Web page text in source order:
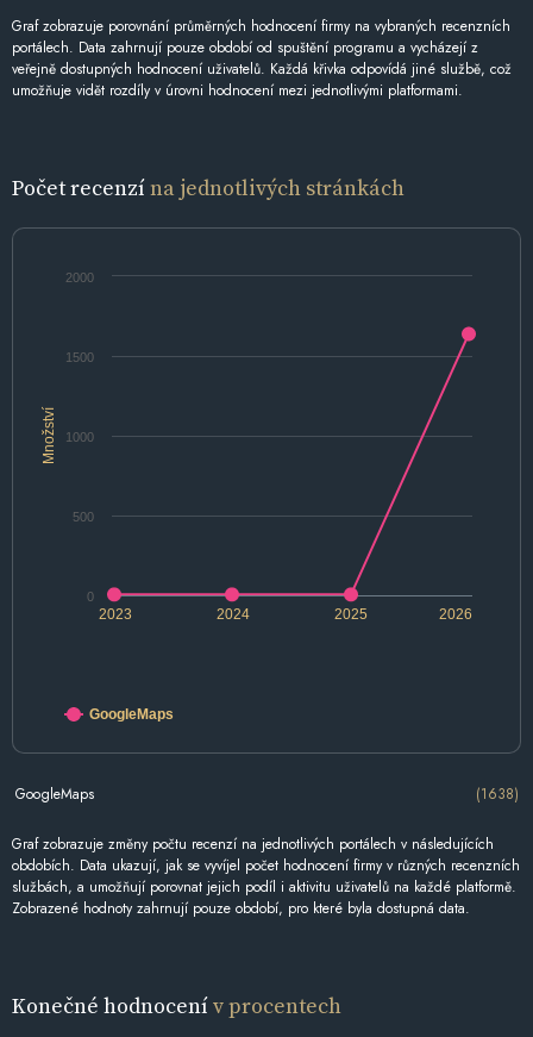
Graf zobrazuje porovnání průměrných hodnocení firmy na vybraných recenzních
portálech. Data zahrnují pouze období od spuštění programu a vycházejí z
veřejně dostupných hodnocení uživatelů. Každá křivka odpovídá jiné službě, což
umožňuje vidět rozdíly v úrovni hodnocení mezi jednotlivými platformami.
Počet recenzína jednotlivých stránkách
Množství
2024 2026
2023 2025
0
500
1000
1500
2000
GoogleMaps
GoogleMaps (1638)
Graf zobrazuje změny počtu recenzí na jednotlivých portálech v následujících
obdobích. Data ukazují, jak se vyvíjel počet hodnocení firmy v různých recenzních
službách, a umožňují porovnat jejich podíl i aktivitu uživatelů na každé platformě.
Zobrazené hodnoty zahrnují pouze období, pro které byla dostupná data.
Konečné hodnocenív procentech